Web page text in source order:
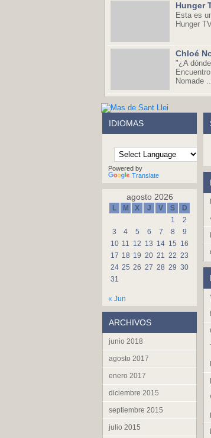
Hunger
Esta es
Hunger
Chloé
"¿A
Nomade
IDIOMAS
Powered by
Translate
agosto 2026
L M X J V S
D
1
2
3
4 5 6 7 8
9
10 11 12 13 14 15 16
17 18 19 20 21 22 23
24 25 26 27 28 29 30
31
« Jun
ARCHIVOS
junio 2018
agosto 2017
enero 2017
diciembre 2015
septiembre 2015
julio 2015